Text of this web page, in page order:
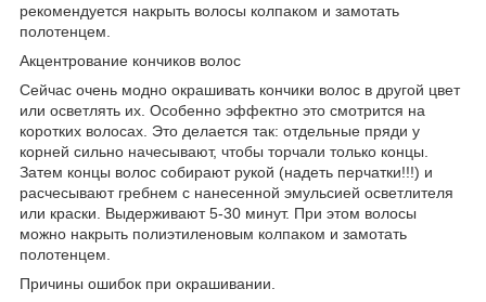
рекомендуется накрыть волосы колпаком и замотать
полотенцем.
Акцентрование кончиков волос
Сейчас очень модно окрашивать кончики волос в другой цвет
или осветлять их. Особенно эффектно это смотрится на
коротких волосах. Это делается так: отдельные пряди у
корней сильно начесывают, чтобы торчали только концы.
Затем концы волос собирают рукой (надеть перчатки!!!) и
расчесывают гребнем с нанесенной эмульсией осветлителя
или краски. Выдерживают 5-30 минут. При этом волосы
можно накрыть полиэтиленовым колпаком и замотать
полотенцем.
Причины ошибок при окрашивании.